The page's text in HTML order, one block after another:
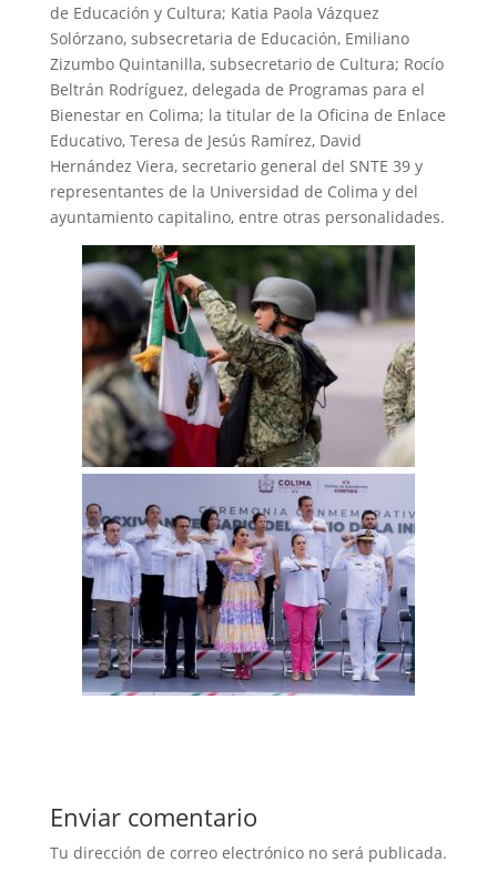
de Educación y Cultura; Katia Paola Vázquez
Solórzano, subsecretaria de Educación, Emiliano
Zizumbo Quintanilla, subsecretario de Cultura; Rocío
Beltrán Rodríguez, delegada de Programas para el
Bienestar en Colima; la titular de la Oficina de Enlace
Educativo, Teresa de Jesús Ramírez, David
Hernández Viera, secretario general del SNTE 39 y
representantes de la Universidad de Colima y del
ayuntamiento capitalino, entre otras personalidades.
Enviar comentario
Tu dirección de correo electrónico no será publicada.